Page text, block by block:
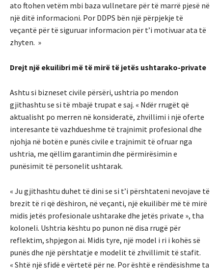
ato ftohen vetëm mbi baza vullnetare për të marrë pjesë në
një ditë informacioni. Por DDPS bën një përpjekje të
veçantë për të siguruar informacion për t’i motivuar ata të
zhyten. »
Drejt një ekuilibri më të mirë të jetës ushtarako-private
Ashtu si bizneset civile përsëri, ushtria po mendon
gjithashtu se si të mbajë trupat e saj. « Ndër rrugët që
aktualisht po merren në konsideratë, zhvillimi i një oferte
interesante të vazhdueshme të trajnimit profesional dhe
njohja në botën e punës civile e trajnimit të ofruar nga
ushtria, me qëllim garantimin dhe përmirësimin e
punësimit të personelit ushtarak.
« Ju gjithashtu duhet të dini se si t’i përshtateni nevojave të
brezit të ri që dëshiron, në veçanti, një ekuilibër më të mirë
midis jetës profesionale ushtarake dhe jetës private », tha
koloneli. Ushtria kështu po punon në disa rrugë për
reflektim, shpjegon ai. Midis tyre, një model i ri i kohës së
punës dhe një përshtatje e modelit të zhvillimit të stafit.
« Shtë një sfidë e vërtetë për ne. Por është e rëndësishme ta